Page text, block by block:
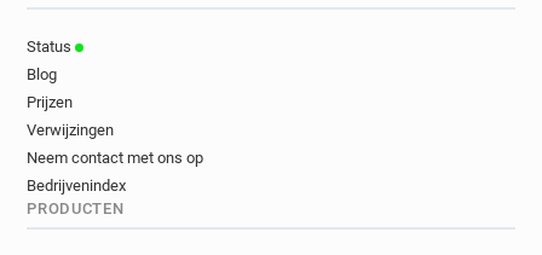
Status
Blog
Prijzen
Verwijzingen
Neem contact met ons op
Bedrijvenindex
PRODUCTEN